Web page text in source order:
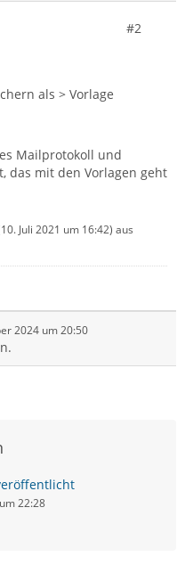
#2
als > Vorlage
Mailprotokoll und
das mit den Vorlagen geht
10. Juli 2021 um 16:42) aus
2024 um 20:50
22:28